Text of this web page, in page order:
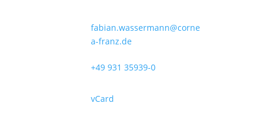
fabian.wassermann@corne
a-franz.de
+49 931 35939-0
vCard